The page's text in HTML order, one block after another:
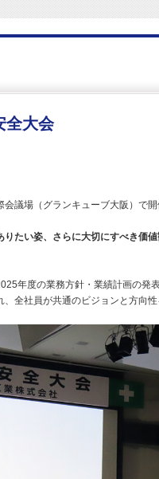
全大会
会議場（グランキューブ大阪）で開
りたい姿、さらに大切にすべき価
年度の業務方針・業績計画の発表
全社員が共通のビジョンと方向性